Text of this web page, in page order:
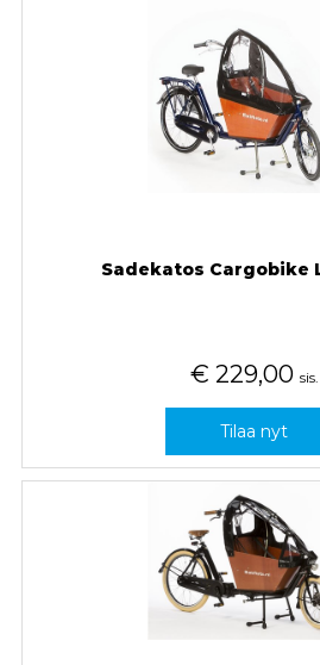
Sadekatos Cargobike
€ 229,00
Tilaa nyt